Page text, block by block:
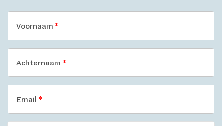
Voornaam
Achternaam
Email